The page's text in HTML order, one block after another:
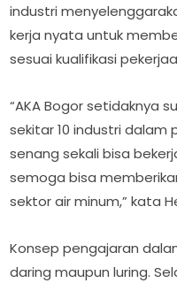
industri
kerja nyata untuk
sesuai kualifikasi
“AKA Bogor setidaknya
sekitar 10 industri dalam
senang sekali bisa
semoga bisa
sektor air minum,” kata
Konsep pengajaran
daring maupun luring.